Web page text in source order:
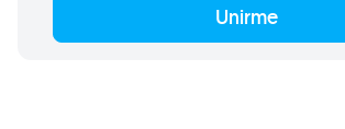
Unirme